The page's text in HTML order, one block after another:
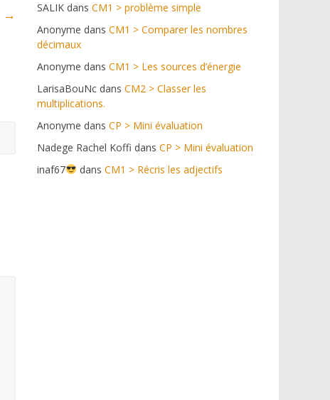
→ SALIK dans CM1 > problème simple
Anonyme dans CM1 > Comparer les nombres
décimaux
Anonyme dans CM1 > Les sources d’énergie
LarisaBouNc dans CM2 > Classer les
multiplications.
Anonyme dans CP > Mini évaluation
Nadege Rachel Koffi dans CP > Mini évaluation
inaf67
dans CM1 > Récris les adjectifs